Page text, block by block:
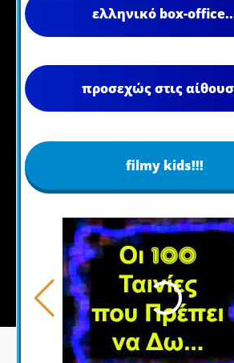
ελληνικό box-
προσεχώς στις
filmy kids!!!